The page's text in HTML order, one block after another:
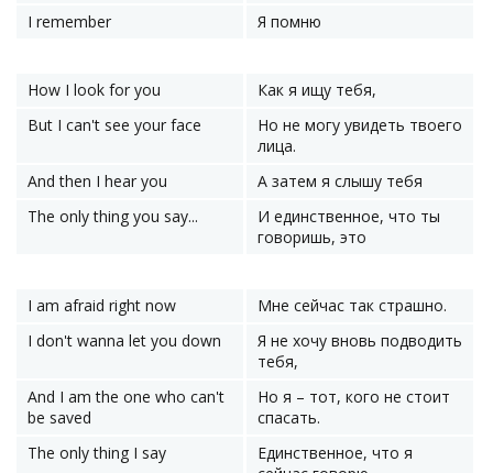
I remember
Я помню
How I look for you
Как я ищу тебя,
But I can't see your face
Но не могу увидеть твоего
лица.
And then I hear you
А затем я слышу тебя
The only thing you say...
И единственное, что ты
говоришь, это
I am afraid right now
Мне сейчас так страшно.
I don't wanna let you down
Я не хочу вновь подводить
тебя,
And I am the one who can't
be saved
Но я – тот, кого не стоит
спасать.
The only thing I say
Единственное, что я